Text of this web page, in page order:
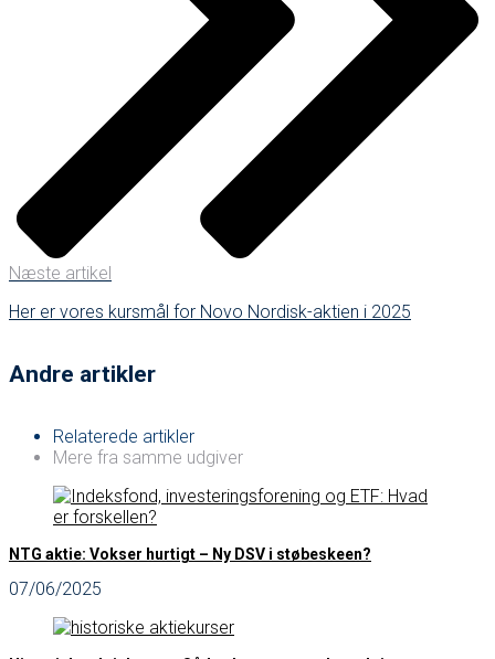
Næste artikel
Her er vores kursmål for Novo Nordisk-aktien i 2025
Andre artikler
Relaterede artikler
Mere fra samme udgiver
NTG aktie: Vokser hurtigt – Ny DSV i støbeskeen?
07/06/2025